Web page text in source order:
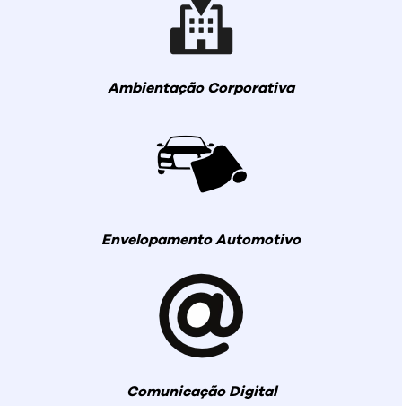
Ambientação Corporativa
Envelopamento Automotivo
Comunicação Digital